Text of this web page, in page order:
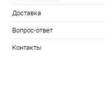
Доставка
Вопрос-ответ
Контакты